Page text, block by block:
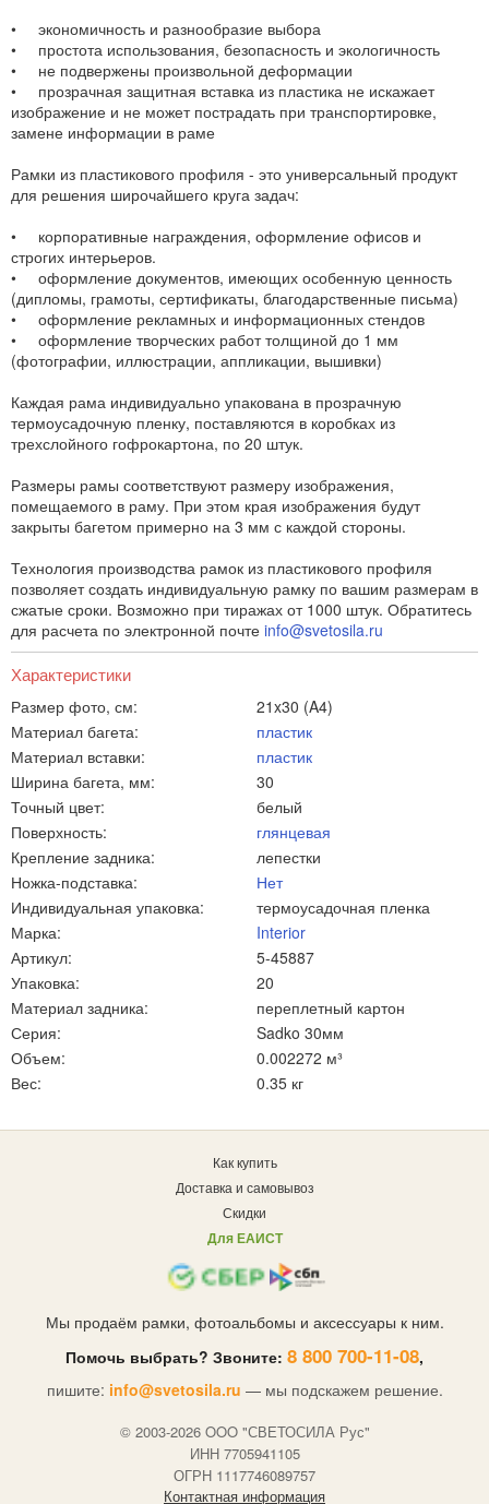
• экономичность и разнообразие выбора
• простота использования, безопасность и экологичность
• не подвержены произвольной деформации
• прозрачная защитная вставка из пластика не искажает
изображение и не может пострадать при транспортировке,
замене информации в раме
Рамки из пластикового профиля - это универсальный продукт
для решения широчайшего круга задач:
• корпоративные награждения, оформление офисов и
строгих интерьеров.
• оформление документов, имеющих особенную ценность
(дипломы, грамоты, сертификаты, благодарственные письма)
• оформление рекламных и информационных стендов
• оформление творческих работ толщиной до 1 мм
(фотографии, иллюстрации, аппликации, вышивки)
Каждая рама индивидуально упакована в прозрачную
термоусадочную пленку, поставляются в коробках из
трехслойного гофрокартона, по 20 штук.
Размеры рамы соответствуют размеру изображения,
помещаемого в раму. При этом края изображения будут
закрыты багетом примерно на 3 мм с каждой стороны.
Технология производства рамок из пластикового профиля
позволяет создать индивидуальную рамку по вашим размерам в
сжатые сроки. Возможно при тиражах от 1000 штук. Обратитесь
для расчета по электронной почте info@svetosila.ru
Характеристики
Размер фото, см:
21x30 (A4)
Материал багета:
пластик
Материал вставки:
пластик
Ширина багета, мм:
30
Точный цвет:
белый
Поверхность:
глянцевая
Крепление задника:
лепестки
Ножка-подставка:
Нет
Индивидуальная упаковка:
термоусадочная пленка
Марка:
Interior
Артикул:
5-45887
Упаковка:
20
Материал задника:
переплетный картон
Серия:
Sadko 30мм
Объем:
0.002272 м³
Вес:
0.35 кг
Как купить
Доставка и самовывоз
Скидки
Для ЕАИСТ
Мы продаём рамки, фотоальбомы и аксессуары к ним.
Помочь выбрать? Звоните: 8 800 700-11-08,
пишите: info@svetosila.ru — мы подскажем решение.
© 2003-2026 OOO "СВЕТОСИЛА Рус"
ИНН 7705941105
ОГРН 1117746089757
Контактная информация